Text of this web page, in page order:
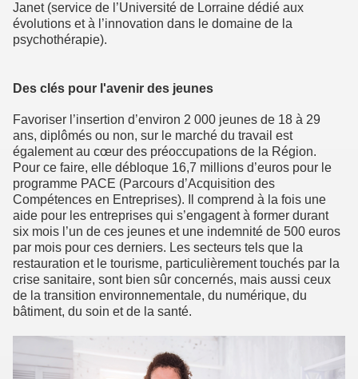
Janet (service de l’Université de Lorraine dédié aux
évolutions et à l’innovation dans le domaine de la
psychothérapie).
Des clés pour l'avenir des jeunes
Favoriser l’insertion d’environ 2 000 jeunes de 18 à 29
ans, diplômés ou non, sur le marché du travail est
également au cœur des préoccupations de la Région.
Pour ce faire, elle débloque 16,7 millions d’euros pour le
programme PACE (Parcours d’Acquisition des
Compétences en Entreprises). Il comprend à la fois une
aide pour les entreprises qui s’engagent à former durant
six mois l’un de ces jeunes et une indemnité de 500 euros
par mois pour ces derniers. Les secteurs tels que la
restauration et le tourisme, particulièrement touchés par la
crise sanitaire, sont bien sûr concernés, mais aussi ceux
de la transition environnementale, du numérique, du
bâtiment, du soin et de la santé.